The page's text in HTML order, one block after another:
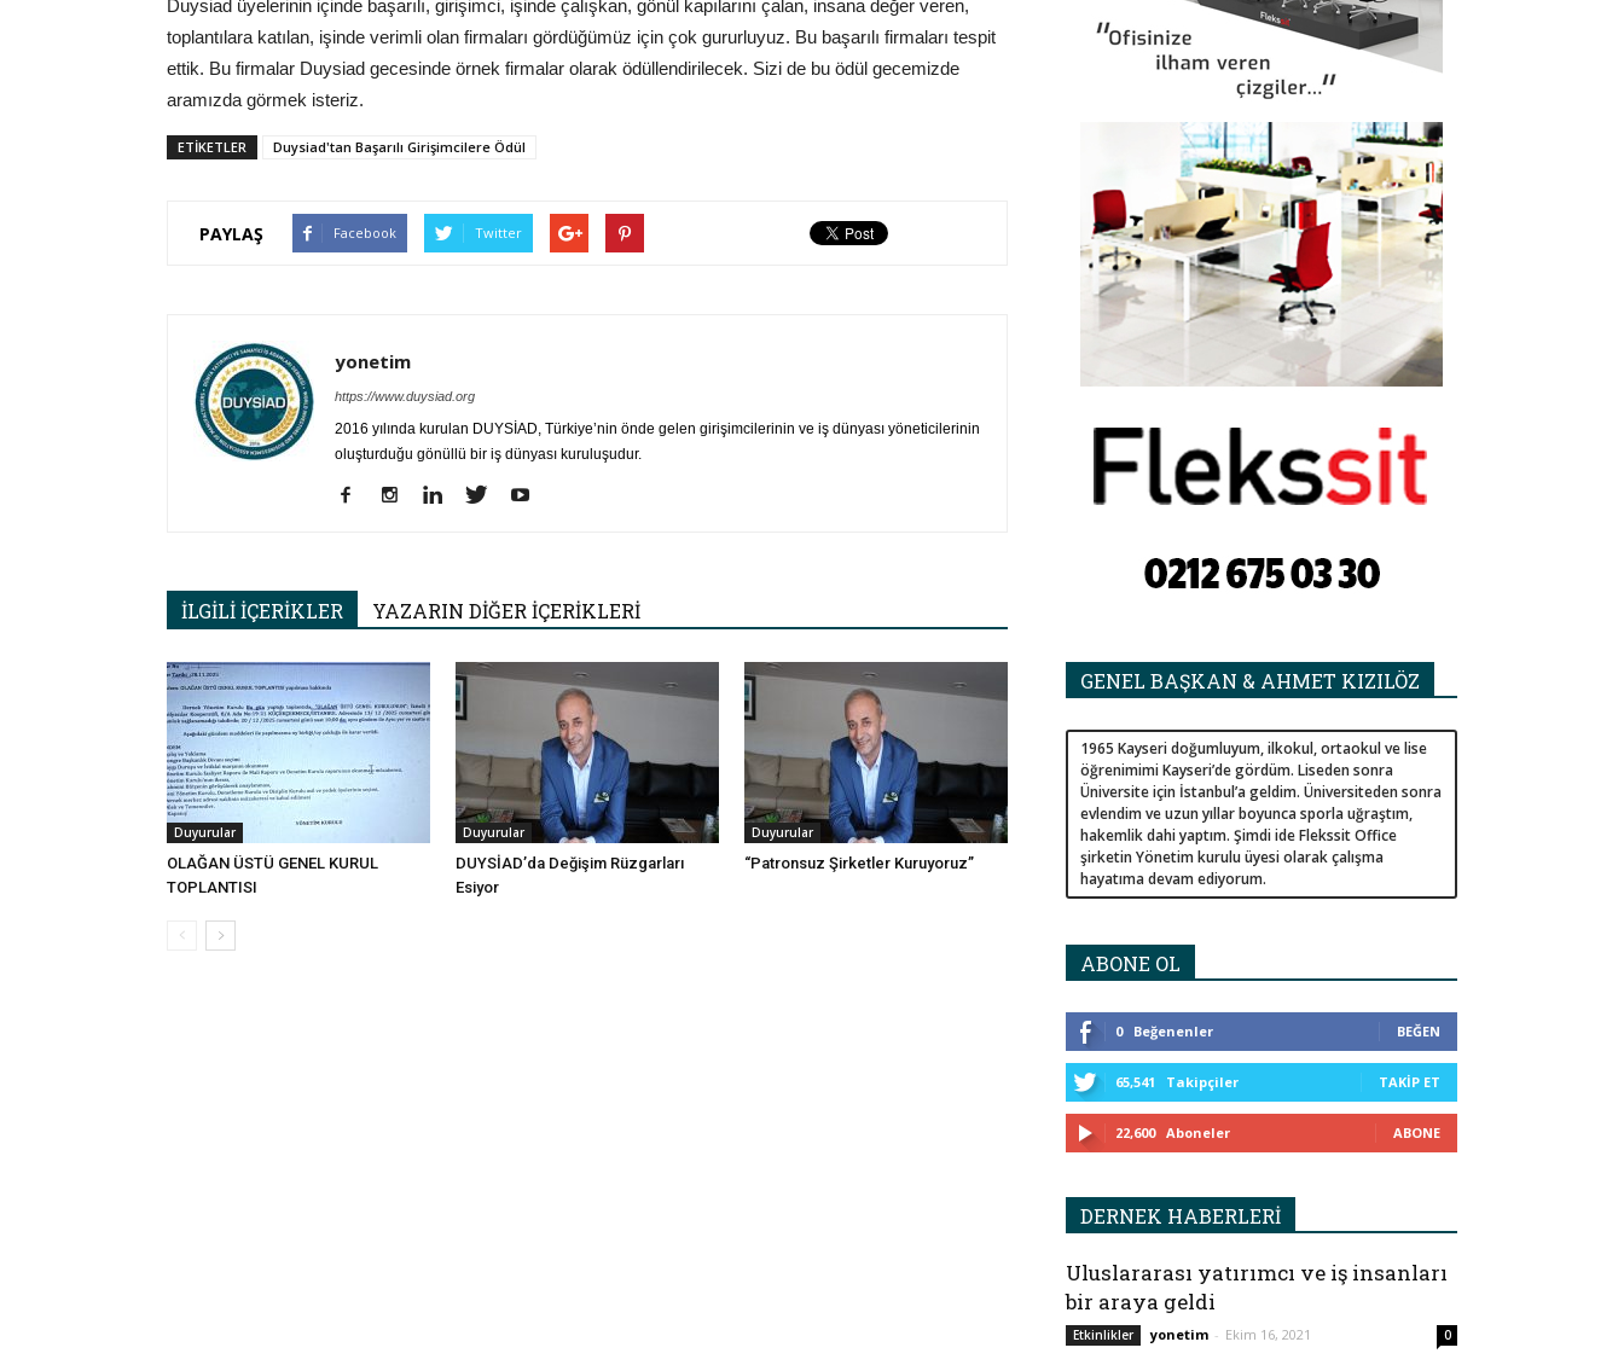
Duysiad üyelerinin içinde başarılı, girişimci, işinde çalışkan, gönül kapılarını çalan, insana değer veren,
toplantılara katılan, işinde verimli olan firmaları gördüğümüz için çok gururluyuz. Bu başarılı firmaları tespit
ettik. Bu firmalar Duysiad gecesinde örnek firmalar olarak ödüllendirilecek. Sizi de bu ödül gecemizde
aramızda görmek isteriz.
ETIKETLER Duysiad'tan Başarılı Girişimcilere Ödül
PAYLAŞ Facebook Twitter
yonetim
https://www.duysiad.org
2016 yılında kurulan DUYSİAD, Türkiye’nin önde gelen girişimcilerinin ve iş dünyası yöneticilerinin
oluşturduğu gönüllü bir iş dünyası kuruluşudur.
İLGİLİ İÇERİKLER YAZARIN DİĞER İÇERİKLERİ
Duyurular
OLAĞAN ÜSTÜ GENEL KURUL
TOPLANTISI
Duyurular
DUYSİAD’da Değişim Rüzgarları
Esiyor
Duyurular
“Patronsuz Şirketler Kuruyoruz”
GENEL BAŞKAN & AHMET KIZILÖZ
1965 Kayseri doğumluyum, ilkokul, ortaokul ve lise
öğrenimimi Kayseri’de gördüm. Liseden sonra
Üniversite için İstanbul’a geldim. Üniversiteden sonra
evlendim ve uzun yıllar boyunca sporla uğraştım,
hakemlik dahi yaptım. Şimdi ide Flekssit Office
şirketin Yönetim kurulu üyesi olarak çalışma
hayatıma devam ediyorum.
ABONE OL
0 Beğenenler BEĞEN
65,541 Takipçiler TAKIP ET
22,600 Aboneler ABONE
DERNEK HABERLERİ
Uluslararası yatırımcı ve iş insanları
bir araya geldi
Etkinlikler yonetim - Ekim 16, 2021 0